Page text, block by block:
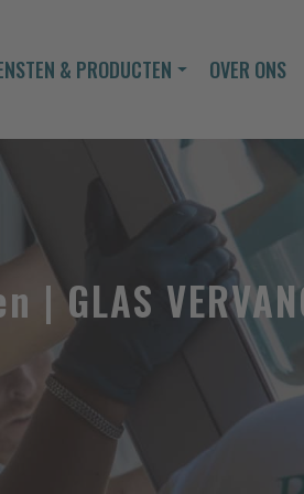
op maat
Kies
& PRODUCTEN OVER ONS
| GLAS